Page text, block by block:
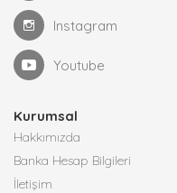
Instagram
Youtube
Kurumsal
Hakkımızda
Banka Hesap Bilgileri
İletişim